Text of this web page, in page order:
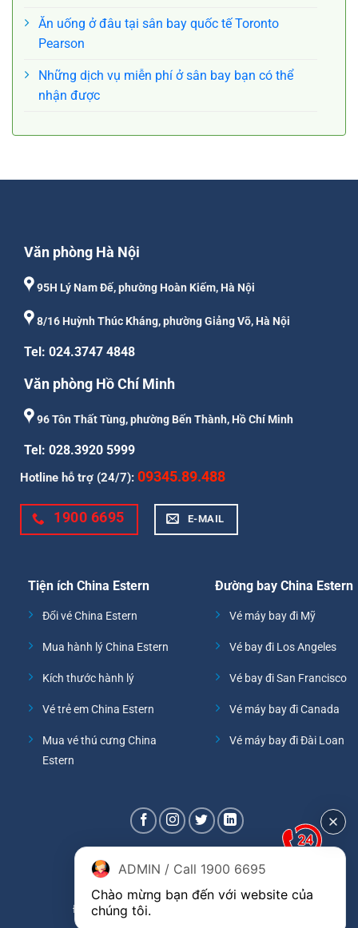
Ăn uống ở đâu tại sân bay quốc tế Toronto
Pearson
Những dịch vụ miễn phí ở sân bay bạn có thể
nhận được
Văn phòng Hà Nội
95H Lý Nam Đế, phường Hoàn Kiếm, Hà Nội
8/16 Huỳnh Thúc Kháng, phường Giảng Võ, Hà Nội
Tel: 024.3747 4848
Văn phòng Hồ Chí Minh
96 Tôn Thất Tùng, phường Bến Thành, Hồ Chí Minh
Tel: 028.3920 5999
Hotline hỗ trợ (24/7): 09345.89.488
1900 6695 E-MAIL
Tiện ích China Estern
Đổi vé China Estern
Mua hành lý China Estern
Kích thước hành lý
Vé trẻ em China Estern
Mua vé thú cưng China
Estern
Đường bay China Estern
Vé máy bay đi Mỹ
Vé bay đi Los Angeles
Vé bay đi San Francisco
Vé máy bay đi Canada
Vé máy bay đi Đài Loan
Đại lý phòng vé hãng China Eastern Airlines
ADMIN / Call 1900 6695
Chào mừng bạn đến với website của
chúng tôi.